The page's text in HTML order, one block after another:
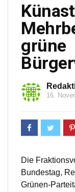
grüne
16.
Die
Bundestag,
Grünen-